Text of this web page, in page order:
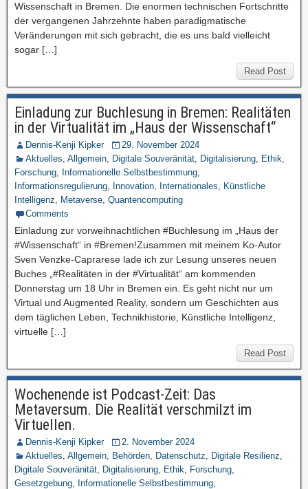
Wissenschaft in Bremen. Die enormen technischen Fortschritte
der vergangenen Jahrzehnte haben paradigmatische
Veränderungen mit sich gebracht, die es uns bald vielleicht
sogar […]
Read Post
Einladung zur Buchlesung in Bremen: Realitäten
in der Virtualität im „Haus der Wissenschaft“
Dennis-Kenji Kipker
29. November 2024
Aktuelles, Allgemein, Digitale Souveränität, Digitalisierung, Ethik,
Forschung, Informationelle Selbstbestimmung,
Informationsregulierung, Innovation, Internationales, Künstliche
Intelligenz, Metaverse, Quantencomputing
Comments
Einladung zur vorweihnachtlichen #Buchlesung im „Haus der
#Wissenschaft“ in #Bremen!Zusammen mit meinem Ko-Autor
Sven Venzke-Caprarese lade ich zur Lesung unseres neuen
Buches „#Realitäten in der #Virtualität“ am kommenden
Donnerstag um 18 Uhr in Bremen ein. Es geht nicht nur um
Virtual und Augmented Reality, sondern um Geschichten aus
dem täglichen Leben, Technikhistorie, Künstliche Intelligenz,
virtuelle […]
Read Post
Wochenende ist Podcast-Zeit: Das
Metaversum. Die Realität verschmilzt im
Virtuellen.
Dennis-Kenji Kipker
2. November 2024
Aktuelles, Allgemein, Behörden, Datenschutz, Digitale Resilienz,
Digitale Souveränität, Digitalisierung, Ethik, Forschung,
Gesetzgebung, Informationelle Selbstbestimmung,